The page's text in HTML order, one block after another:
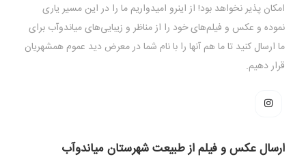
امکان پذیر نخواهد بود! از اینرو امیدواریم ما را در این مسیر یاری
نموده و عکس و فیلم‌های خود را از مناظر و زیبایی‌های میاندوآب برای
ما ارسال کنید تا ما هم آنها را با نام شما در معرض دید عموم همشهریان
قرار دهیم.
ارسال عکس و فیلم از طبیعت شهرستان میاندوآب